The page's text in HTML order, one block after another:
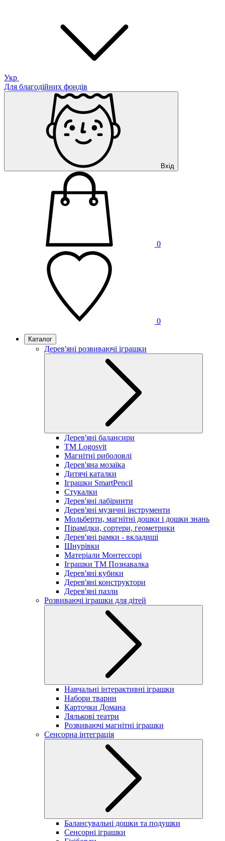
Укр
Для благодійних фондів
Вхід
0
0
Каталог
Дерев'яні розвиваючі іграшки
Дерев'яні балансири
TM Logosvit
Магнітні риболовлі
Дерев'яна мозаїка
Дитячі каталки
Іграшки SmartPencil
Стукалки
Дерев'яні лабіринти
Дерев'яні музичні інструменти
Мольберти, магнітні дошки і дошки знань
Пірамідки, сортери, геометрики
Дерев'яні рамки - вкладиші
Шнурівки
Матеріали Монтессорі
Іграшки ТМ Познавалка
Дерев'яні кубики
Дерев'яні конструктори
Дерев'яні пазли
Розвиваючі іграшки для дітей
Навчальні інтерактивні іграшки
Набори тварин
Карточки Домана
Лялькові театри
Розвиваючі магнітні іграшки
Сенсорна інтеграція
Балансувальні дошки та подушки
Сенсорні іграшки